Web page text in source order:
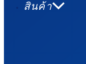
สินค้า